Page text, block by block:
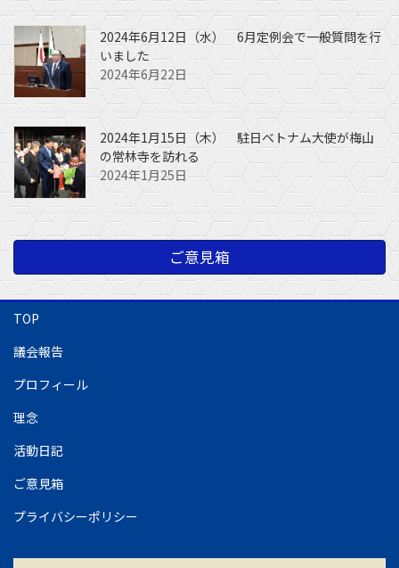
2024年6月12日（水） 6月定例会で一般質問を行
いました
2024年6月22日
2024年1月15日（木） 駐日ベトナム大使が梅山
の常林寺を訪れる
2024年1月25日
ご意見箱
TOP
議会報告
プロフィール
理念
活動日記
ご意見箱
プライバシーポリシー